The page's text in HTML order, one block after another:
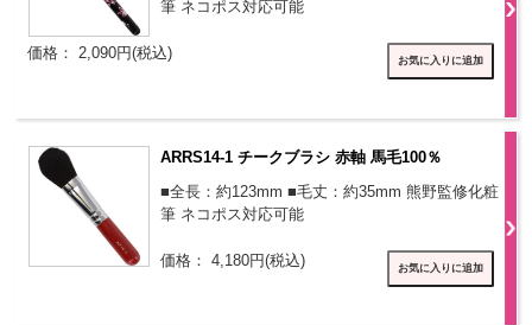
筆 ネコポス対応可能
価格： 2,090円(税込)
ARRS14-1 チークブラシ 赤軸 馬毛100％
■全長：約123mm ■毛丈：約35mm 熊野監修化粧
筆 ネコポス対応可能
価格： 4,180円(税込)